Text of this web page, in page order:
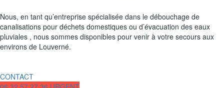
Nous, en tant qu’entreprise spécialisée dans le débouchage de
canalisations pour déchets domestiques ou d’évacuation des eaux
pluviales , nous sommes disponibles pour venir à votre secours aux
environs de Louverné.
CONTACT